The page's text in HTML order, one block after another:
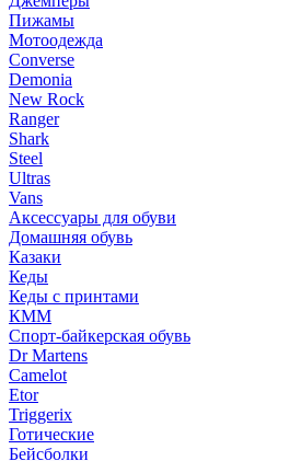
Пижамы
Мотоодежда
Converse
Demonia
New Rock
Ranger
Shark
Steel
Ultras
Vans
Аксессуары для обуви
Домашняя обувь
Казаки
Кеды
Кеды с принтами
КММ
Спорт-байкерская обувь
Dr Martens
Camelot
Etor
Triggerix
Готические
Бейсболки